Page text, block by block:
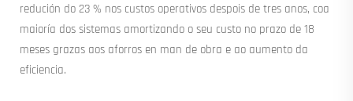
redución do 23 % nos custos operativos despois de tres anos, coa
maioría dos sistemas amortizando o seu custo no prazo de 18
meses grazas aos aforros en man de obra e ao aumento da
eficiencia.